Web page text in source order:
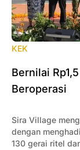
KEK
Bernilai
Beroperasi
Sira Village
dengan
130 gerai ritel